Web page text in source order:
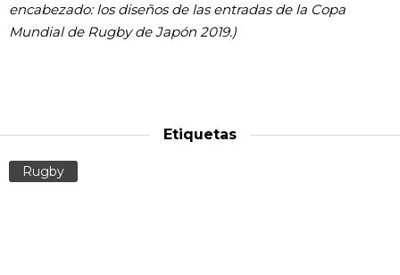
encabezado: los diseños de las entradas de la Copa
Mundial de Rugby de Japón 2019.)
Etiquetas
Rugby